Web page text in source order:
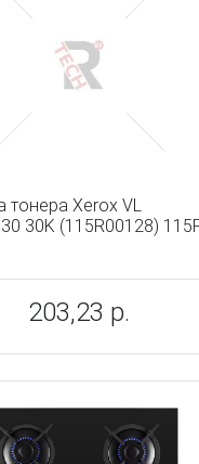
тонера Xerox VL
30K (115R00128)
203,23 р.